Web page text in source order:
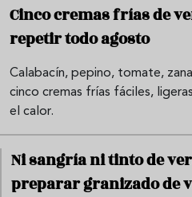
Cinco cremas frías de
repetir todo agosto
Calabacín, pepino, tomate,
cinco cremas frías fáciles,
el calor.
Ni sangría ni tinto de
preparar granizado de